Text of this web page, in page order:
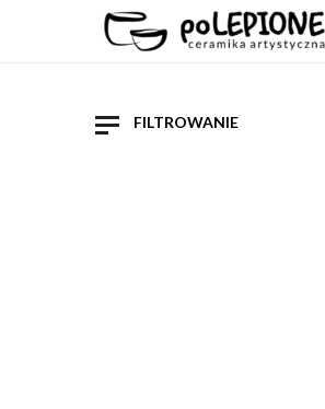
FILTROWANIE